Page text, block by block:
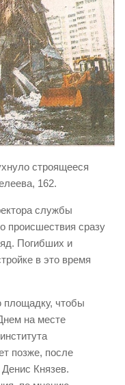
объектов
услуг
строящееся
162.
службы
происшествия сразу
Погибших и
в это время
площадку, чтобы
на месте
позже, после
Князев.